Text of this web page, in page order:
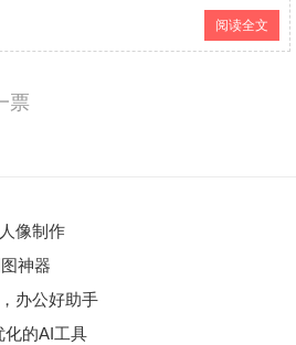
阅读全文
票
像制作
神器
办公好助手
化的AI工具